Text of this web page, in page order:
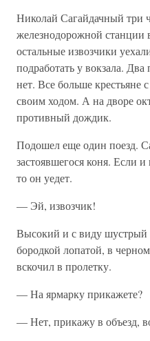
Николай Сагайдачный три
железнодорожной станции
остальные извозчики
подработать у вокзала.
нет. Все больше крестьяне
своим ходом. А на дворе
противный дождик.
Подошел еще один поезд.
застоявшегося коня. Если и
то он уедет.
— Эй, извозчик!
Высокий и с виду шустрый
бородкой лопатой, в
вскочил в пролетку.
— На ярмарку прикажете?
— Нет, прикажу в объезд,